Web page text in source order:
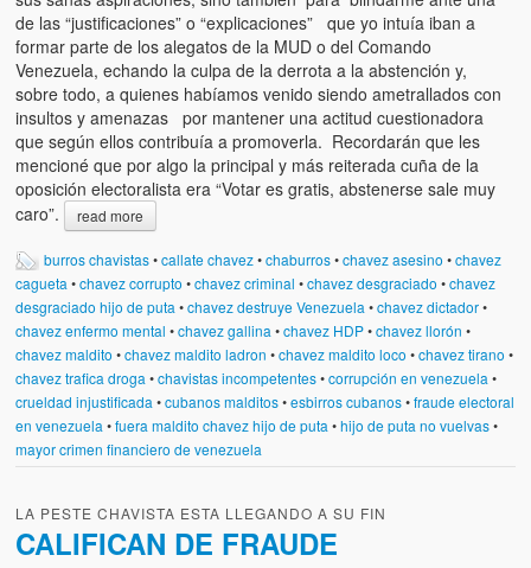
de las “justificaciones” o “explicaciones” que yo intuía iban a
formar parte de los alegatos de la MUD o del Comando
Venezuela, echando la culpa de la derrota a la abstención y,
sobre todo, a quienes habíamos venido siendo ametrallados con
insultos y amenazas por mantener una actitud cuestionadora
que según ellos contribuía a promoverla. Recordarán que les
mencioné que por algo la principal y más reiterada cuña de la
oposición electoralista era “Votar es gratis, abstenerse sale muy
caro”.
read more
burros chavistas•callate chavez•chaburros•chavez asesino •chavez
cagueta •chavez corrupto •chavez criminal •chavez desgraciado •chavez
desgraciado hijo de puta •chavez destruye Venezuela •chavez dictador•
chavez enfermo mental •chavez gallina •chavez HDP•chavez llorón •
chavez maldito •chavez maldito ladron •chavez maldito loco •chavez tirano •
chavez trafica droga •chavistas incompetentes•corrupción en venezuela •
crueldad injustificada •cubanos malditos•esbirros cubanos•fraude electoral
en venezuela •fuera maldito chavez hijo de puta •hijo de puta no vuelvas•
mayor crimen financiero de venezuela
LA PESTE CHAVISTA ESTA LLEGANDO A SU FIN
CALIFICAN DE FRAUDE